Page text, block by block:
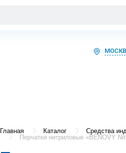
Главная Каталог Средства
Перчатки нитриловые «BENOVY